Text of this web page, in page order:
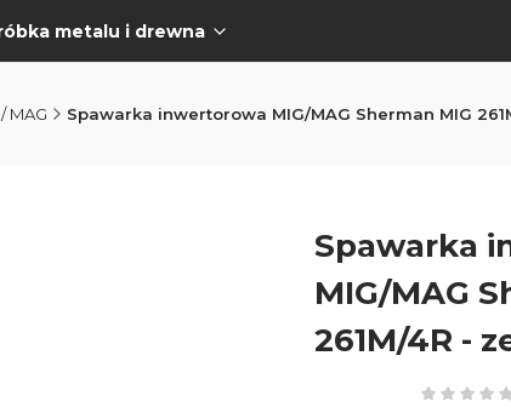
metalu i drewna
MAG Spawarka inwertorowa MIG/MAG Sherman MIG
Spawarka
MIG/MAG
261M/4R -